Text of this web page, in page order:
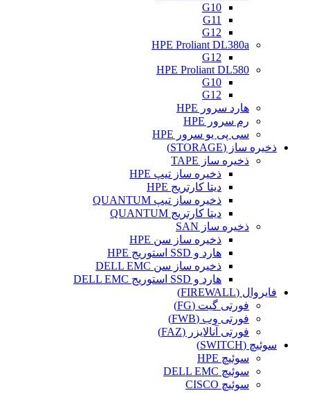
G10
G11
G12
HPE Proliant DL380a
G12
HPE Proliant DL580
G10
G12
هارد سرور HPE
رم سرور HPE
سی پی یو سرور HPE
ذخیره ساز (STORAGE)
ذخیره ساز TAPE
ذخیره ساز تیپ HPE
دیتا کارتریج HPE
ذخیره ساز تیپ QUANTUM
دیتا کارتریج QUANTUM
ذخیره ساز SAN
ذخیره ساز سن HPE
هارد و SSD استوریج HPE
ذخیره ساز سن DELL EMC
هارد و SSD استوریج DELL EMC
فایروال (FIREWALL)
فورتی گیت (FG)
فورتی وب (FWB)
فورتی آنالایزر (FAZ)
سوئیچ (SWITCH)
سوئیچ HPE
سوئیچ DELL EMC
سوئیچ CISCO